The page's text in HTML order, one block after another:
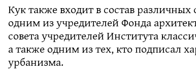
Кук также входит в состав различных
одним из учредителей Фонда
совета учредителей Института
а также одним из тех, кто подписал
урбанизма.